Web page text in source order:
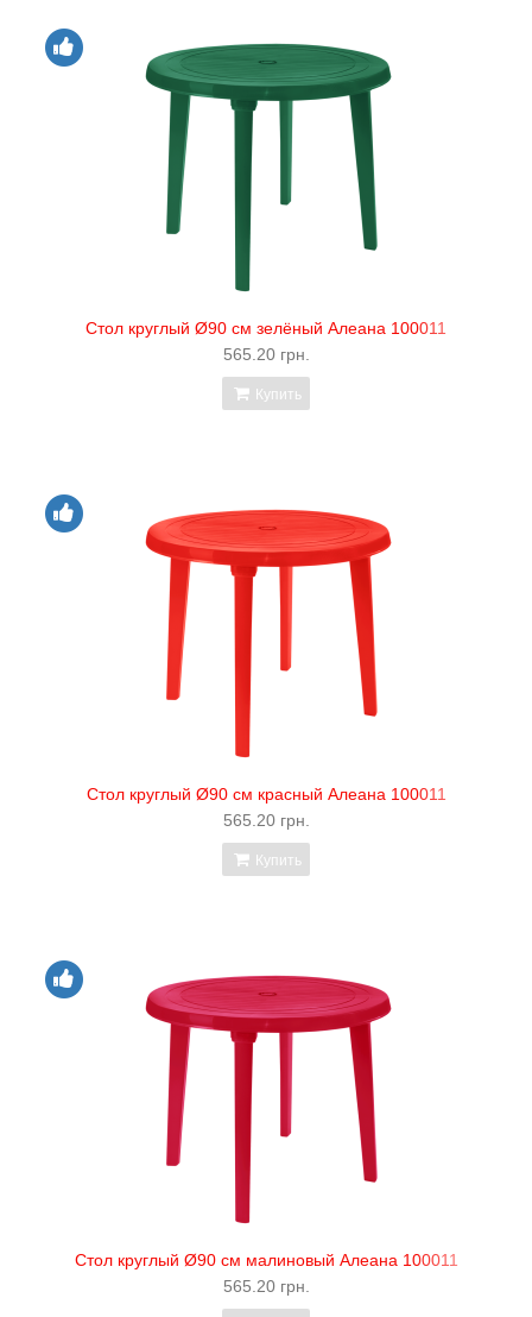
Стол круглый Ø90 см зелёный Алеана 100011
565.20 грн.
Купить
Стол круглый Ø90 см красный Алеана 100011
565.20 грн.
Купить
Стол круглый Ø90 см малиновый Алеана 100011
565.20 грн.